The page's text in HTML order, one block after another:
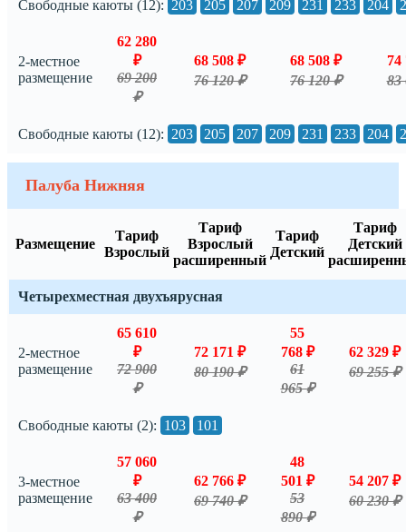
Свободные каюты (12): 203 205 207 209 231 233 204
2-местное
размещение
62 280
₽
69 200
₽
68 508 ₽
76 120 ₽
68 508 ₽
76 120 ₽
74
83
Свободные каюты (12): 203 205 207 209 231 233 204
Палуба Нижняя
Размещение
Тариф
Взрослый
Тариф
Взрослый
расширенный
Тариф
Детский
Тариф
Детский
Четырехместная двухъярусная
2-местное
размещение
65 610
₽
72 900
₽
72 171 ₽
80 190 ₽
55
768 ₽
61
965 ₽
62 329 ₽
69 255 ₽
Свободные каюты (2): 103 101
3-местное
размещение
57 060
₽
63 400
₽
62 766 ₽
69 740 ₽
48
501 ₽
53
890 ₽
54 207 ₽
60 230 ₽